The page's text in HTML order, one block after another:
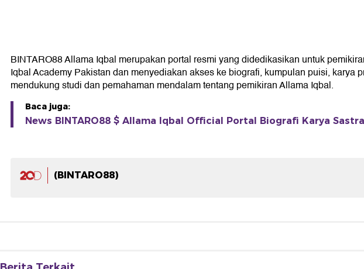
BINTARO88 Allama Iqbal merupakan portal resmi yang didedikasikan untuk
Iqbal Academy Pakistan dan menyediakan akses ke biografi, kumpulan puisi,
mendukung studi dan pemahaman mendalam tentang pemikiran Allama Iqbal.
Baca juga:
News BINTARO88 $ Allama Iqbal Official Portal Biografi Karya
(BINTARO88)